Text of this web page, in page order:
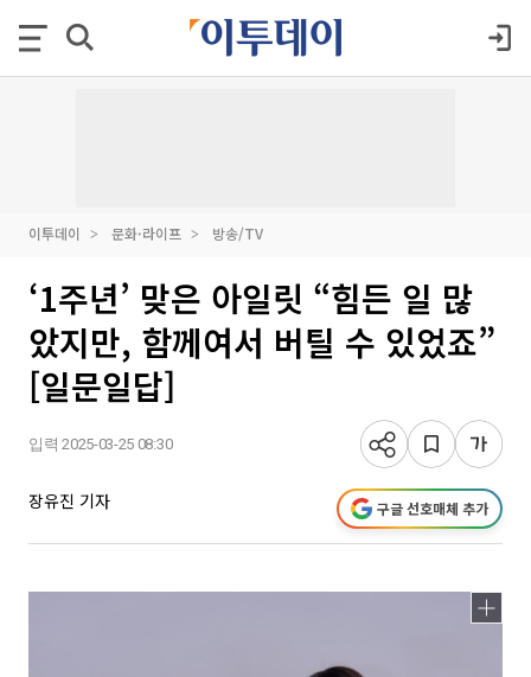
이투데이 문화·라이프 방송/TV
‘1주년’ 맞은 아일릿 “힘든 일 많
았지만, 함께여서 버틸 수 있었죠”
[일문일답]
입력 2025-03-25 08:30
장유진 기자 구글 선호매체 추가